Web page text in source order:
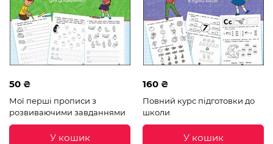
50 ₴
Мої перші прописи з
розвиваючими завданнями
У кошик
160 ₴
Повний курс підготовки до
школи
У кошик